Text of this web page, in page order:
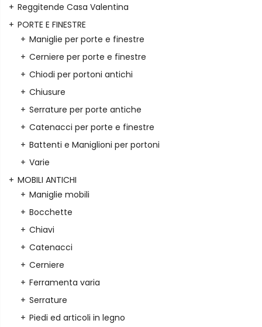
Reggitende Casa Valentina
PORTE E FINESTRE
Maniglie per porte e finestre
Cerniere per porte e finestre
Chiodi per portoni antichi
Chiusure
Serrature per porte antiche
Catenacci per porte e finestre
Battenti e Maniglioni per portoni
Varie
MOBILI ANTICHI
Maniglie mobili
Bocchette
Chiavi
Catenacci
Cerniere
Ferramenta varia
Serrature
Piedi ed articoli in legno